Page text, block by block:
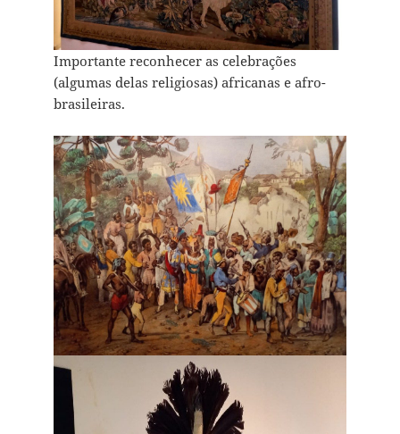
Importante reconhecer as celebrações
(algumas delas religiosas) africanas e afro-
brasileiras.